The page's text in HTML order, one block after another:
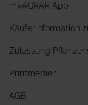
myAGRAR App
Käuferinformation
Zulassung
Printmedien
AGB